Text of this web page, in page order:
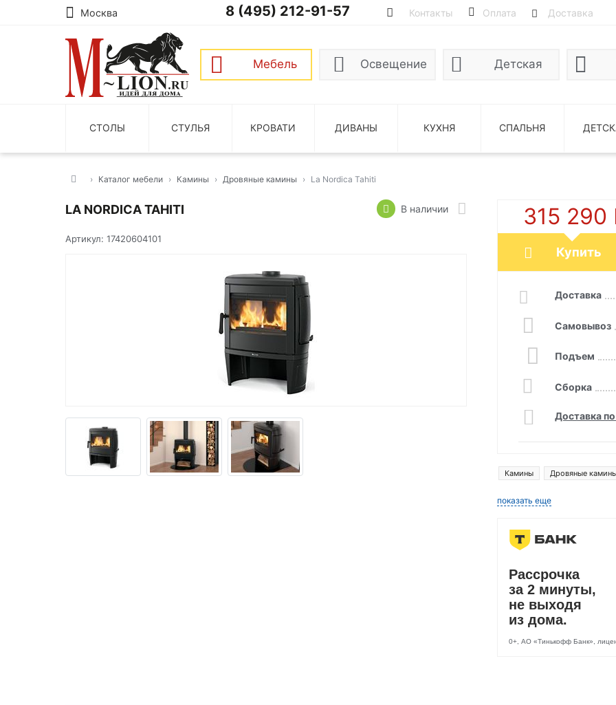
Москва 8 (495) 212-91-57 Контакты Оплата Доставка
Мебель Освещение Детская
СТОЛЫ СТУЛЬЯ КРОВАТИ ДИВАНЫ КУХНЯ СПАЛЬНЯ
Каталог мебели Камины Дровяные камины La Nordica Tahiti
В наличии
LA NORDICA TAHITI
Артикул: 17420604101
315 290
Купить
Доставка
Самовывоз
Подъем
Сборка
Доставка
Камины Дровяные
показать еще
Рассрочка
за 2 минуты,
не выходя
из дома.
0+, АО «Тинькофф Банк»,